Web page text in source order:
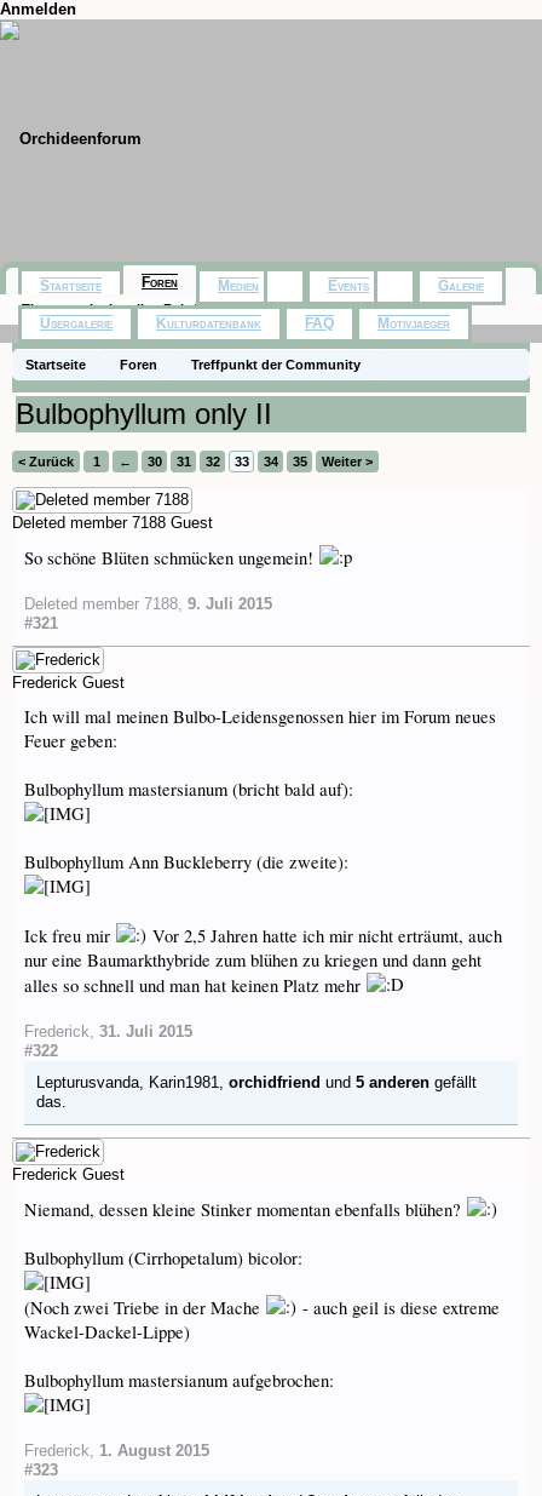
Anmelden
Startseite Foren
Treffpunkt der Community
Orchideenfotos (Naturformen)
Bulbophyllum only II
< Zurück 1 ← 30 31 32 33 34 35 Weiter >
Deleted member 7188 Guest
So schöne Blüten schmücken ungemein!
Deleted member 7188, 9. Juli 2015
#321
Frederick Guest
Ich will mal meinen Bulbo-Leidensgenossen hier im Forum neues
Feuer geben:
Bulbophyllum mastersianum (bricht bald auf):
Bulbophyllum Ann Buckleberry (die zweite):
Ick freu mir
Vor 2,5 Jahren hatte ich mir nicht erträumt, auch
nur eine Baumarkthybride zum blühen zu kriegen und dann geht
alles so schnell und man hat keinen Platz mehr
Frederick, 31. Juli 2015
#322
Lepturusvanda, Karin1981, orchidfriend und 5 anderen gefällt
das.
Frederick Guest
Niemand, dessen kleine Stinker momentan ebenfalls blühen?
Bulbophyllum (Cirrhopetalum) bicolor:
(Noch zwei Triebe in der Mache
- auch geil is diese extreme
Wackel-Dackel-Lippe)
Bulbophyllum mastersianum aufgebrochen:
Frederick, 1. August 2015
#323
Startseite Foren
Themen mit aktuellen Beiträgen
Medien Events Galerie
Usergalerie Kulturdatenbank FAQ Motivjaeger